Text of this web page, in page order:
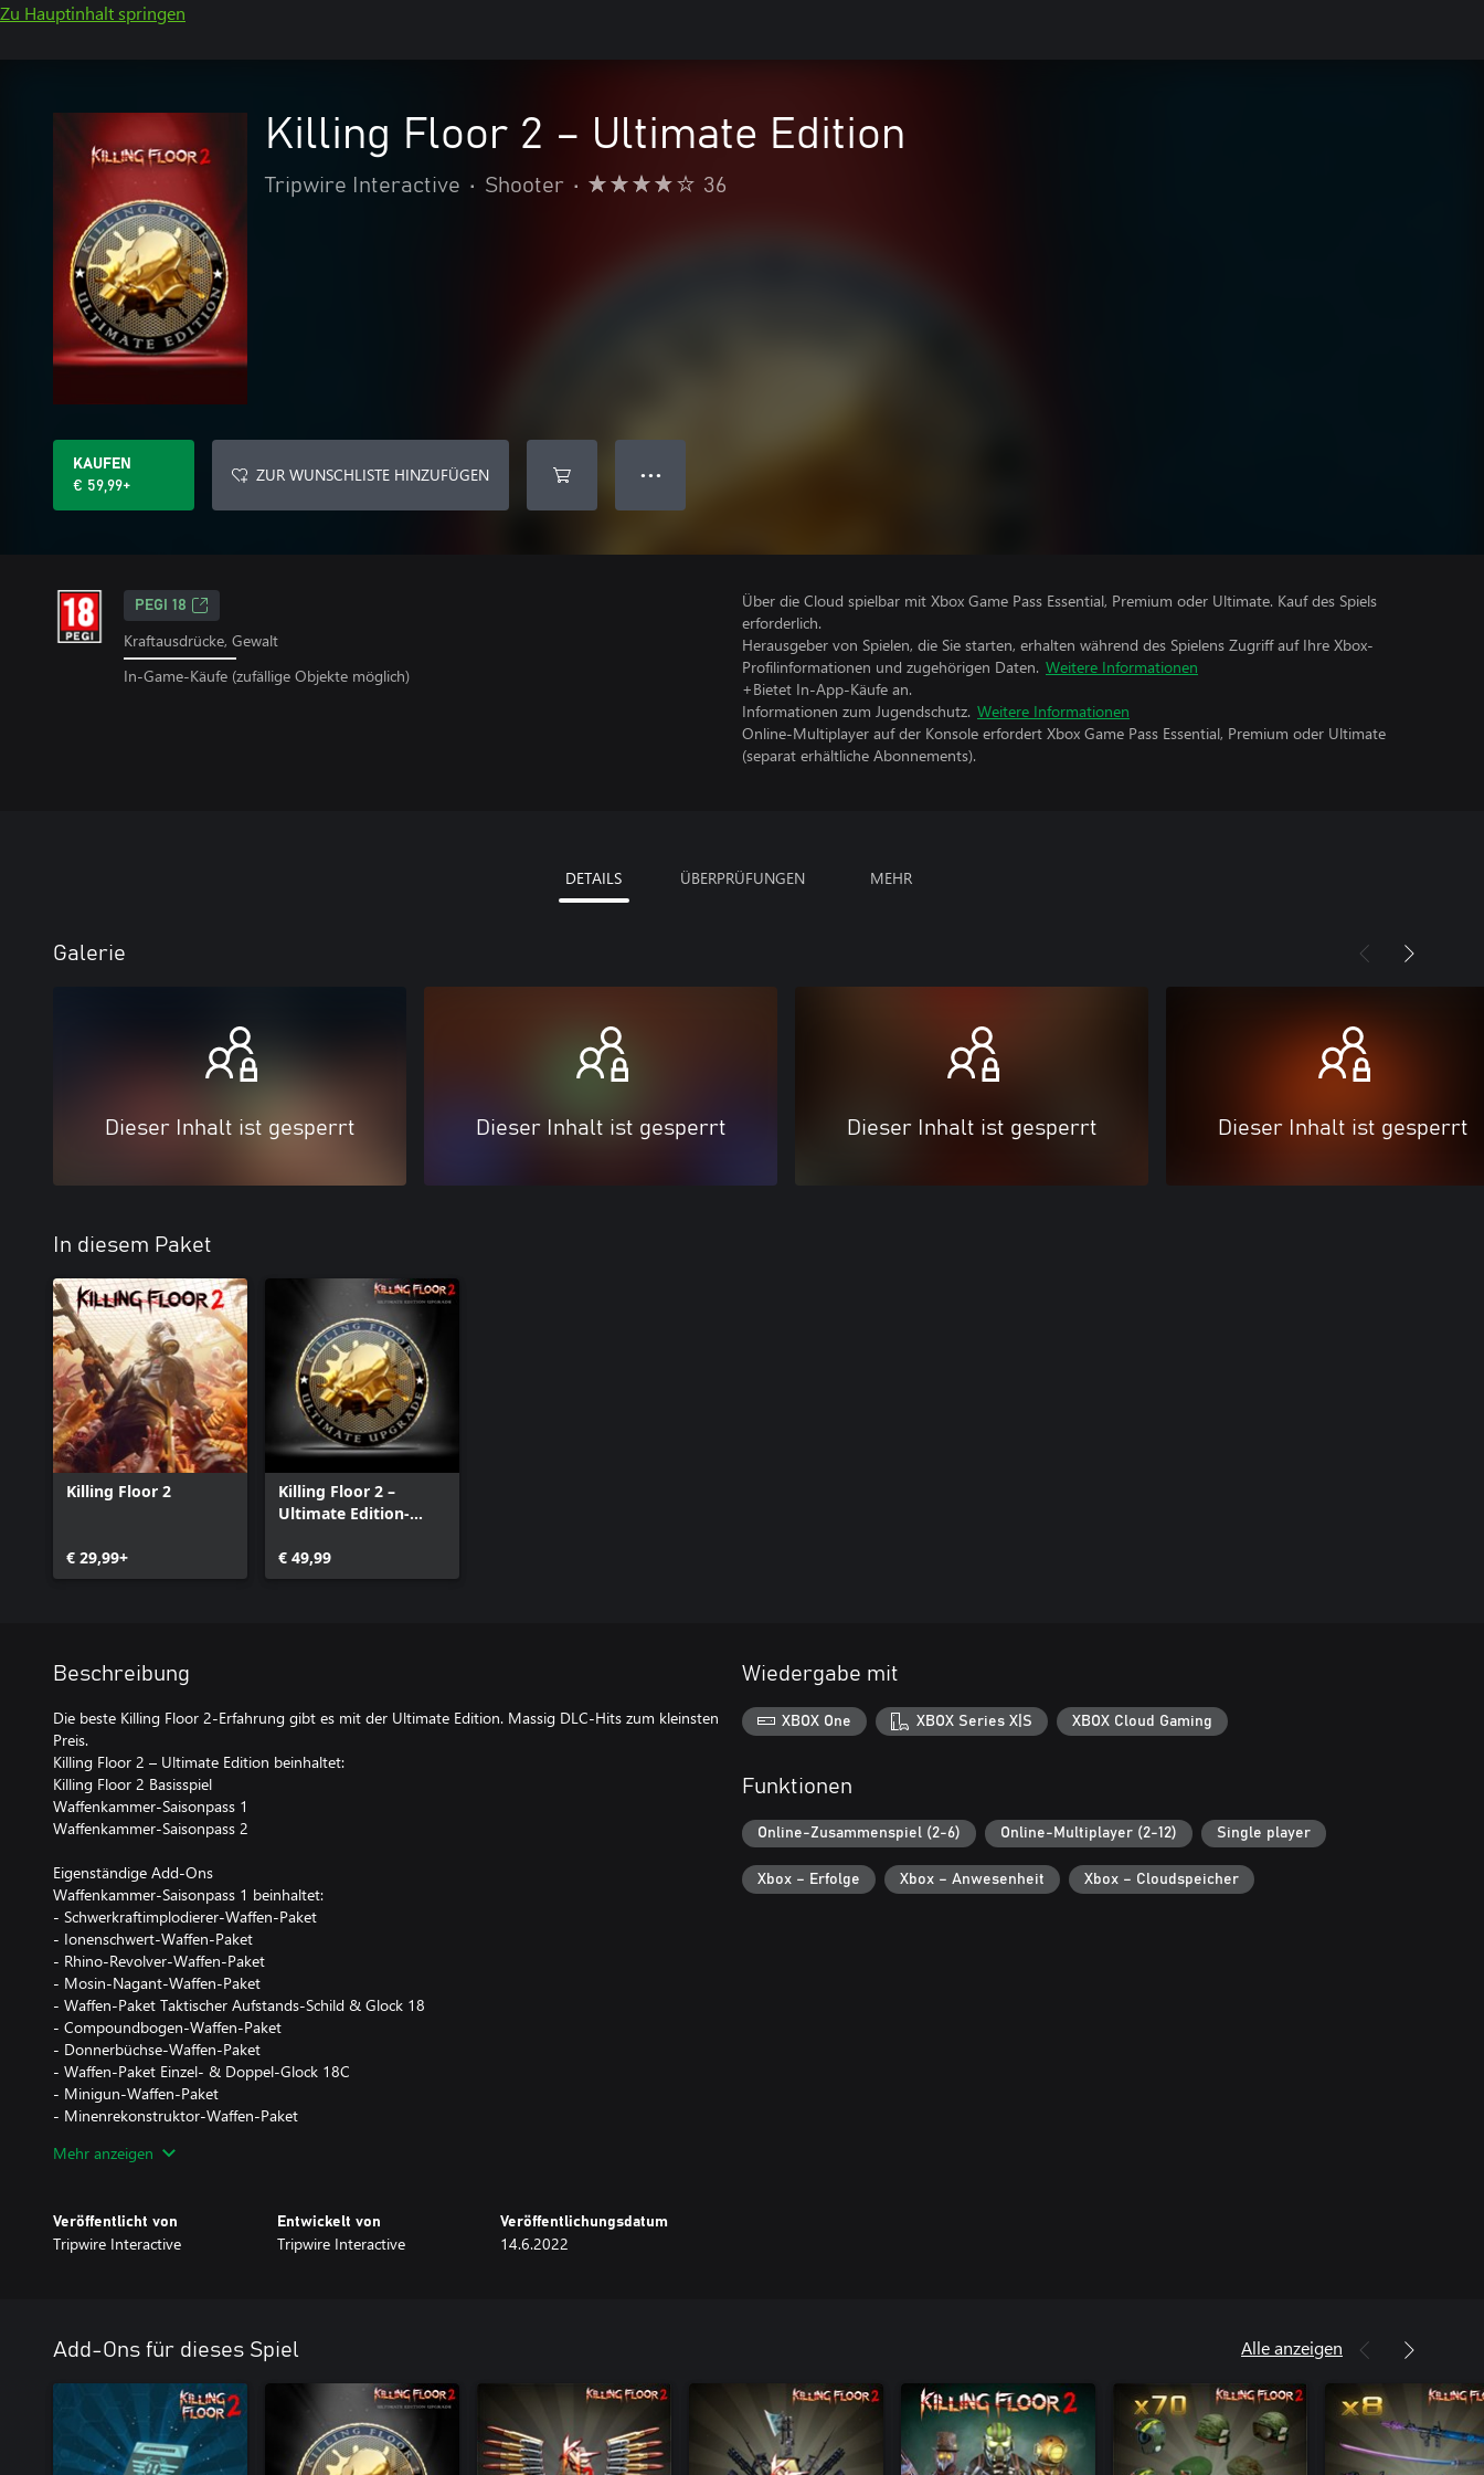
Zu Hauptinhalt springen
Killing Floor 2 – Ultimate Edition
Tripwire Interactive • Shooter • 36
KAUFEN
€ 59,99+
ZUR WUNSCHLISTE HINZUFÜGEN ● ● ●
PEGI 18
Kraftausdrücke, Gewalt
In-Game-Käufe (zufällige Objekte möglich)
Über die Cloud spielbar mit Xbox Game Pass Essential, Premium oder Ultimate. Kauf des Spiels
erforderlich.
Herausgeber von Spielen, die Sie starten, erhalten während des Spielens Zugriff auf Ihre Xbox-
Profilinformationen und zugehörigen Daten. Weitere Informationen
+Bietet In-App-Käufe an.
Informationen zum Jugendschutz. Weitere Informationen
Online-Multiplayer auf der Konsole erfordert Xbox Game Pass Essential, Premium oder Ultimate
(separat erhältliche Abonnements).
DETAILS ÜBERPRÜFUNGEN MEHR
Galerie
Dieser Inhalt ist gesperrt Dieser Inhalt ist gesperrt Dieser Inhalt ist gesperrt Dieser Inhalt ist gesperrt
In diesem Paket
Killing Floor 2
€ 29,99+
Killing Floor 2 –
Ultimate Edition-
€ 49,99
Beschreibung
Die beste Killing Floor 2-Erfahrung gibt es mit der Ultimate Edition. Massig DLC-Hits zum kleinsten
Preis.
Killing Floor 2 – Ultimate Edition beinhaltet:
Killing Floor 2 Basisspiel
Waffenkammer-Saisonpass 1
Waffenkammer-Saisonpass 2
Eigenständige Add-Ons
Waffenkammer-Saisonpass 1 beinhaltet:
- Schwerkraftimplodierer-Waffen-Paket
- Ionenschwert-Waffen-Paket
- Rhino-Revolver-Waffen-Paket
- Mosin-Nagant-Waffen-Paket
- Waffen-Paket Taktischer Aufstands-Schild & Glock 18
- Compoundbogen-Waffen-Paket
- Donnerbüchse-Waffen-Paket
- Waffen-Paket Einzel- & Doppel-Glock 18C
- Minigun-Waffen-Paket
- Minenrekonstruktor-Waffen-Paket
- FAMAS-Masterkey-Waffen-Paket
- Piranhapistolen-Waffen-Paket
- Kohlepistole-Waffen-Paket
- Reduktostrahl-Waffen-Paket (Sommer 2022)
- Unangekündigte Waffe Nr. 3 (Halloween 2022)
- Unangekündigte Waffe Nr. 4 (Halloween 2022)
- Unangekündigte Waffe Nr. 5 (Dezember 2022)
- Unangekündigte Waffe Nr. 6 (Dezember 2022)
… sowie folgende Add-Ons:
Mehr anzeigen
Veröffentlicht von
Tripwire Interactive
Entwickelt von
Tripwire Interactive
Veröffentlichungsdatum
14.6.2022
Wiedergabe mit
XBOX One XBOX Series X|S XBOX Cloud Gaming
Funktionen
Online-Zusammenspiel (2-6) Online-Multiplayer (2-12) Single player
Xbox – Erfolge Xbox – Anwesenheit Xbox – Cloudspeicher
Add-Ons für dieses Spiel Alle anzeigen